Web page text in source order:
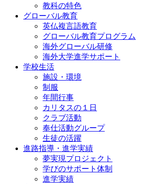
教科の特色
グローバル教育
英仏複言語教育
グローバル教育プログラム
海外グローバル研修
海外大学進学サポート
学校生活
施設・環境
制服
年間行事
カリタスの１日
クラブ活動
奉仕活動グループ
生徒の活躍
進路指導・進学実績
夢実現プロジェクト
学びのサポート体制
進学実績